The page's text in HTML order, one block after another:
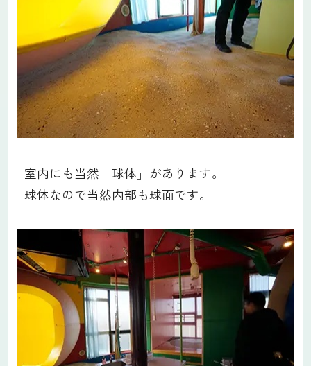
室内にも当然「球体」があります。
球体なので当然内部も球面です。